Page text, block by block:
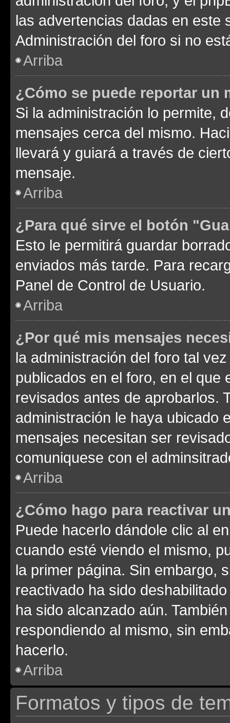
las advertencias dadas en este
Administración del foro si no
Arriba
¿Cómo se puede reportar un
Si la administración lo permite,
mensajes cerca del mismo.
llevará y guiará a través de
mensaje.
Arriba
¿Para qué sirve el botón
Esto le permitirá guardar
enviados más tarde. Para
Panel de Control de Usuario.
Arriba
¿Por qué mis mensajes
la administración del foro tal
publicados en el foro, en el
revisados antes de aprobarlos.
administración le haya ubicado
mensajes necesitan ser
comuniquese con el
Arriba
¿Cómo hago para reactivar
Puede hacerlo dándole clic al
cuando esté viendo el mismo,
la primer página. Sin embargo,
reactivado ha sido
ha sido alcanzado aún.
respondiendo al mismo, sin
hacerlo.
Arriba
Formatos y tipos de